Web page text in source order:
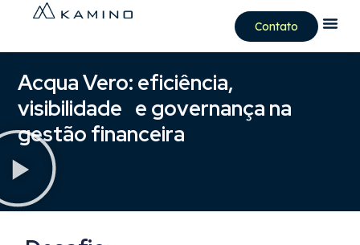
Contato
Acqua Vero: eficiência,
visibilidade e governança na
gestão financeira